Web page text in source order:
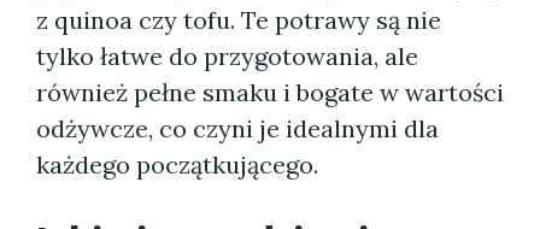
z quinoa czy tofu. Te potrawy są nie
tylko łatwe do przygotowania, ale
również pełne smaku i bogate w wartości
odżywcze, co czyni je idealnymi dla
każdego początkującego.